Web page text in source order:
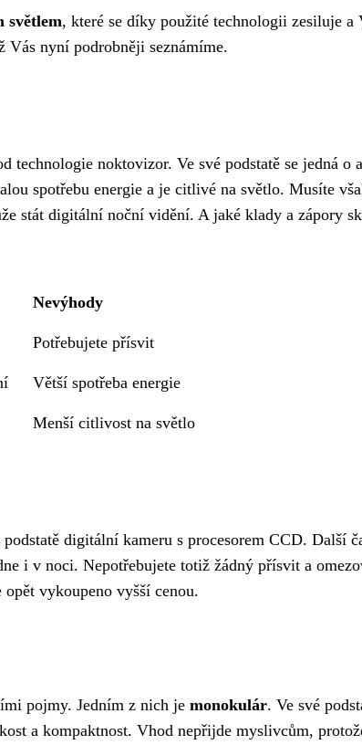
světlem, které se díky použité technologii zesiluje a
nyní podrobněji seznámíme.
noktovizor. Ve své podstatě se jedná o
spotřebu energie a je citlivé na světlo. Musíte
stát digitální noční vidění. A jaké klady a zápory
Nevýhody
Potřebujete přísvit
Větší spotřeba energie
Menší citlivost na světlo
digitální kameru s procesorem CCD. Další
i v noci. Nepotřebujete totiž žádný přísvit a
vykoupeno vyšší cenou.
pojmy. Jedním z nich je monokulár. Ve své
a kompaktnost. Vhod nepřijde myslivcům,